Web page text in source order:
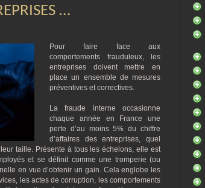
…
Pour faire face aux
comportements frauduleux, les
entreprises doivent mettre en
place un ensemble de mesures
préventives et correctives.
La fraude interne occasionne
chaque année en France une
perte d’au moins 5% du chiffre
d’affaires des entreprises, quel
taille. Présente à tous les échelons, elle est
et se définit comme une tromperie (ou
en vue d’obtenir un gain. Cela englobe les
les actes de corruption, les comportements